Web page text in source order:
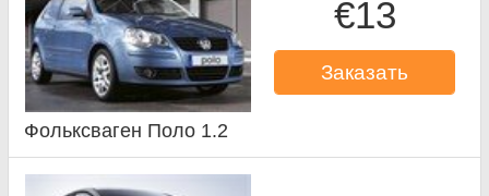
€13
Заказать
Фольксваген Поло 1.2